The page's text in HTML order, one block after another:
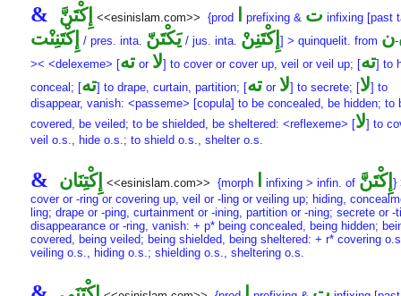
& إِكْتَنَّ <<esinislam.com>> {prod prefixing & ت infixing [past
إِكْتَنِنْت / pres. inta. يَكْتَنّ / jus. inta. إِكْتَنِنْ ] > quinquelit. from -ن
>< <delexeme> [تهor لا] to cover or cover up, veil or veil up; [ته] to
conceal; [ته] to drape, curtain, partition; [تهor لا] to secrete; [لا] to
disappear, vanish: <passeme> [copula] to be concealed, be hidden; to
covered, be veiled; to be shielded, be sheltered: <reflexeme> [لا] to
veil o.s., hide o.s.; to shield o.s., shelter o.s.
& إِكْتِنَان <<esinislam.com>> {morph infixing > infin. of إِكْتَنَّ }
cover or -ring or covering up, veil or -ling or veiling up; hiding,
ling; drape or -ping, curtainment or -ining, partition or -ning; secrete or -
disappearance or -ring, vanish: + p* being concealed, being hidden;
covered, being veiled; being shielded, being sheltered: + r* covering
veiling o.s., hiding o.s.; shielding o.s., sheltering o.s.